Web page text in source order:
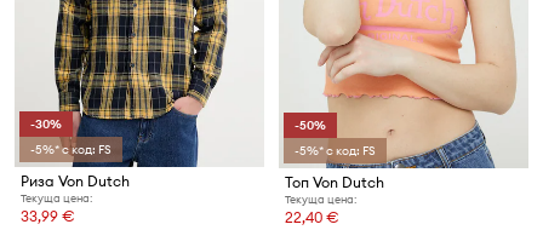
-30%
-5%* с код: FS
Риза Von Dutch
Текуща цена:
33,99 €
-50%
-5%* с код: FS
Топ Von Dutch
Текуща цена:
22,40 €